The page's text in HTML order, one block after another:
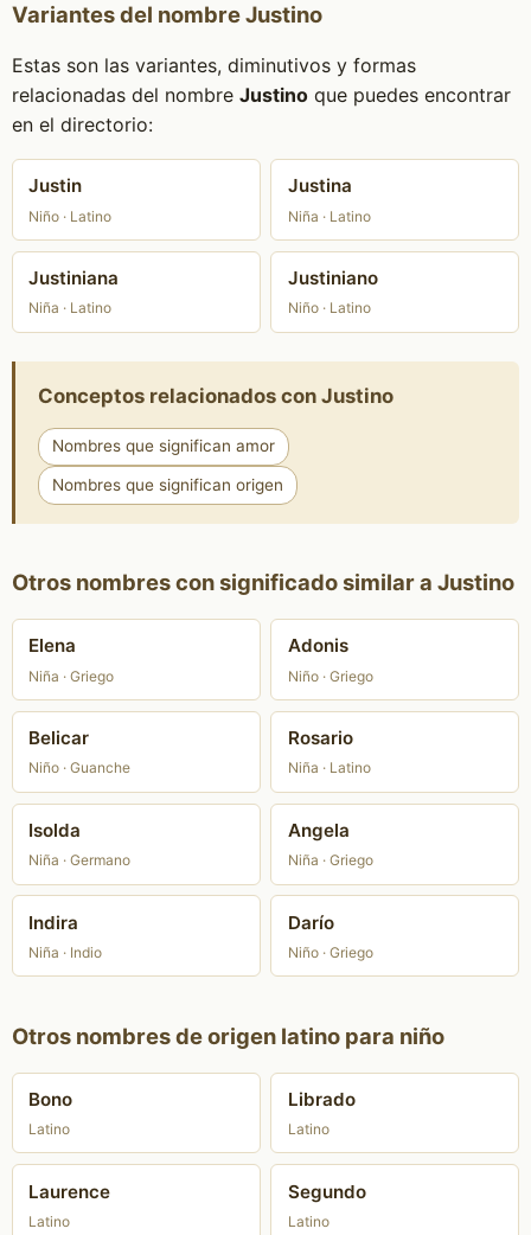
Variantes del nombre Justino
Estas son las variantes, diminutivos y formas
relacionadas del nombre Justinoque puedes encontrar
en el directorio:
Justin
Niño · Latino
Justina
Niña · Latino
Justiniana
Niña · Latino
Justiniano
Niño · Latino
Conceptos relacionados con Justino
Nombres que significan amor
Nombres que significan origen
Otros nombres con significado similar a Justino
Elena
Niña · Griego
Adonis
Niño · Griego
Belicar
Niño · Guanche
Rosario
Niña · Latino
Isolda
Niña · Germano
Angela
Niña · Griego
Indira
Niña · Indio
Darío
Niño · Griego
Otros nombres de origen latino para niño
Bono
Latino
Librado
Latino
Laurence
Latino
Segundo
Latino